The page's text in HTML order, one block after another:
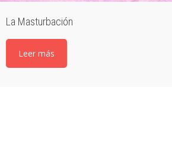
La Masturbación
Leer más